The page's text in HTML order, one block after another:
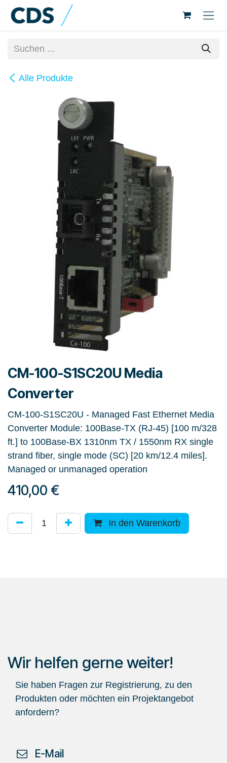
Zum Inhalt springen
Alle Produkte
CM-100-S1SC20U Media
Converter
CM-100-S1SC20U - Managed Fast Ethernet Media
Converter Module: 100Base-TX (RJ-45) [100 m/328
ft.] to 100Base-BX 1310nm TX / 1550nm RX single
strand fiber, single mode (SC) [20 km/12.4 miles].
Managed or unmanaged operation
410,00 €
In den Warenkorb
Wir helfen gerne weiter!
Sie haben Fragen zur Registrierung, zu den
Produkten oder möchten ein Projektangebot
anfordern?
​ E-Mail